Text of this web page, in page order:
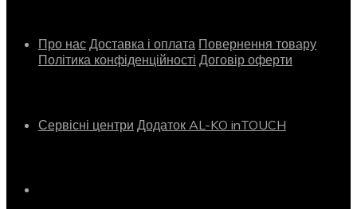
Про нас Доставка і оплата Повернення товару
Політика конфіденційності Договір оферти
Сервісні центри Додаток AL-KO inTOUCH